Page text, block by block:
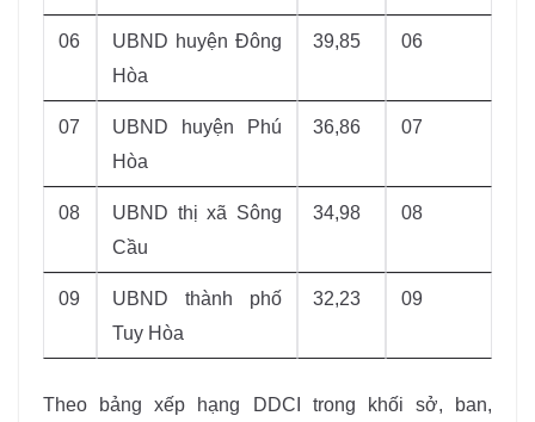
06
UBND huyện Đông
Hòa
39,85 06
07
UBND huyện Phú
Hòa
36,86 07
08
UBND thị xã Sông
Cầu
34,98 08
09
UBND thành phố
Tuy Hòa
32,23 09
Theo bảng xếp hạng DDCI trong khối sở, ban,